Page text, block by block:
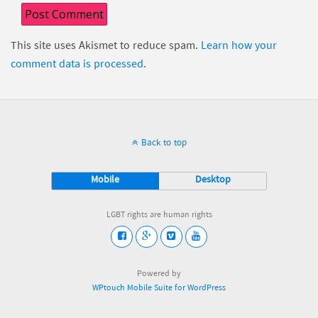
This site uses Akismet to reduce spam. Learn how your
comment data is processed.
Back to top
Mobile Desktop
LGBT rights are human rights
Powered by
WPtouch Mobile Suite for WordPress